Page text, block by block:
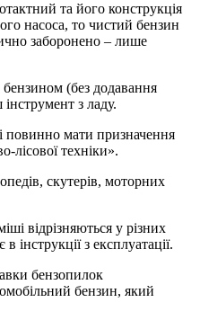
та його конструкція
насоса, то чистий бензин
заборонено – лише
(без додавання
з ладу.
повинно мати призначення
лісової техніки».
скутерів, моторних
відрізняються у різних
інструкції з експлуатації.
бензопилок
бензин, який